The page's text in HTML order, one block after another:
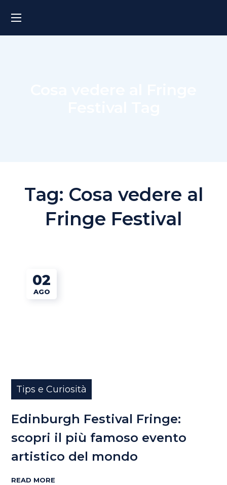
Tag: Cosa vedere al
Fringe Festival
02
AGO
Tips e Curiosità
Edinburgh Festival Fringe:
scopri il più famoso evento
artistico del mondo
READ MORE